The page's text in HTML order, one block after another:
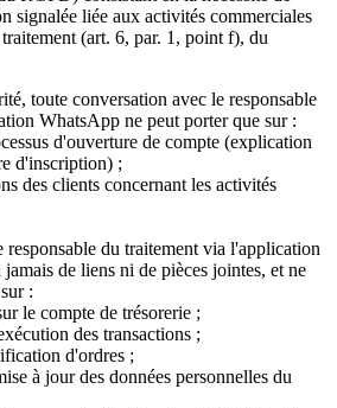
signalée liée aux activités commerciales
(art. 6, par. 1, point f), du
toute conversation avec le responsable
WhatsApp ne peut porter que sur :
d'ouverture de compte (explication
d'inscription) ;
des clients concernant les activités
responsable du traitement via l'application
de liens ni de pièces jointes, et ne
:
le compte de trésorerie ;
des transactions ;
d'ordres ;
à jour des données personnelles du